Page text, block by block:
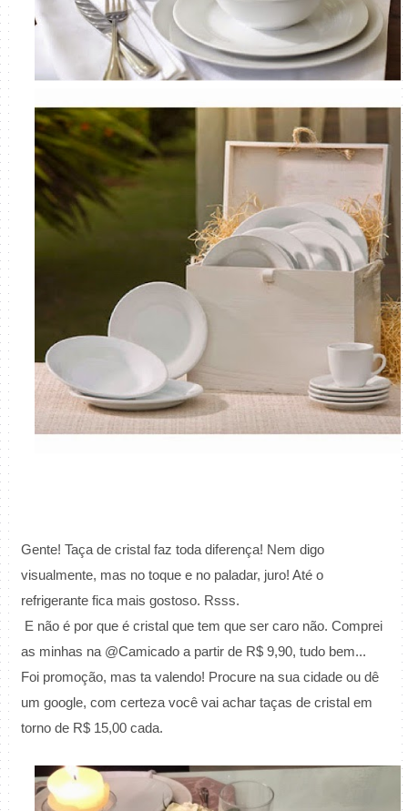
Gente! Taça de cristal faz toda diferença! Nem digo
visualmente, mas no toque e no paladar, juro! Até o
refrigerante fica mais gostoso. Rsss.
E não é por que é cristal que tem que ser caro não. Comprei
as minhas na @Camicado a partir de R$ 9,90, tudo bem...
Foi promoção, mas ta valendo! Procure na sua cidade ou dê
um google, com certeza você vai achar taças de cristal em
torno de R$ 15,00 cada.